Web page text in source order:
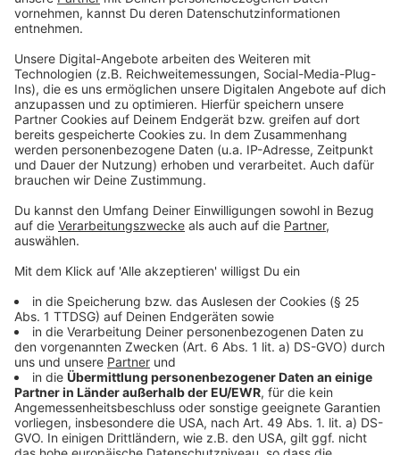
Das Rathaus wird Schauplatz für das Treffen der G7-
Außenminister:innen.
Anzeige
Das G7-Treffen selbst beginnt am Donnerstag um
15:30 Uhr im Rathaus. Die Sperrzonen für das G7-
Treffen gelten aber bereits ab heute Abend, 22 Uhr.
Diese werden bis Freitagabend durchgängig bestehen
bleiben. Domplatz und Prinzipalmarkt sind dann nur
noch zu Fuß erreichbar. Nach polizeilicher
Ausweiskontrolle.
Hier gibt es alle Infos zum G7-Treffen kompakt
zusammengefasst.
Anzeige
©ANTENNE MÜNSTER